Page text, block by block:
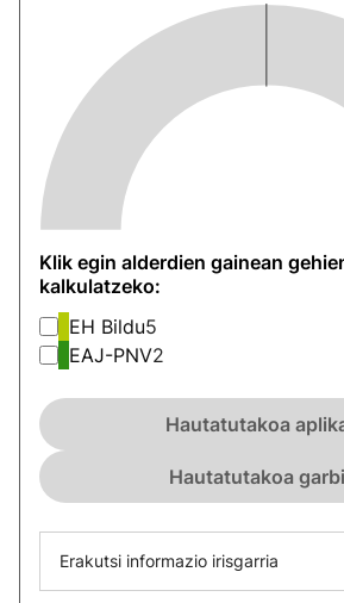
Klik egin alderdien gainean
kalkulatzeko:
EH Bildu5
EAJ-PNV2
Hautatutakoa
Hautatutakoa
Erakutsi informazio irisgarria